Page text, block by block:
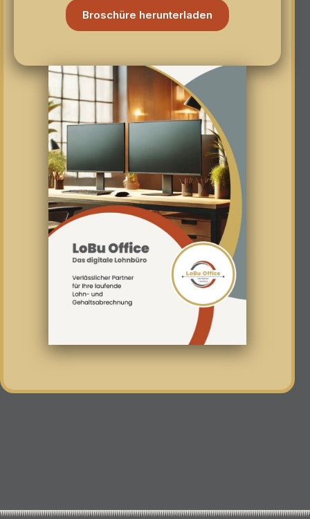
Broschüre herunterladen